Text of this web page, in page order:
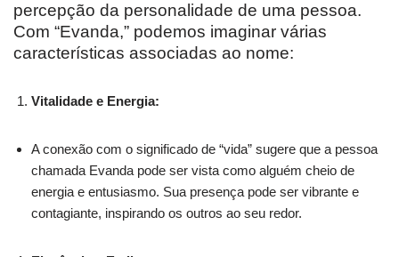
percepção da personalidade de uma pessoa.
Com “Evanda,” podemos imaginar várias
características associadas ao nome:
Vitalidade e Energia:
A conexão com o significado de “vida” sugere que a pessoa
chamada Evanda pode ser vista como alguém cheio de
energia e entusiasmo. Sua presença pode ser vibrante e
contagiante, inspirando os outros ao seu redor.